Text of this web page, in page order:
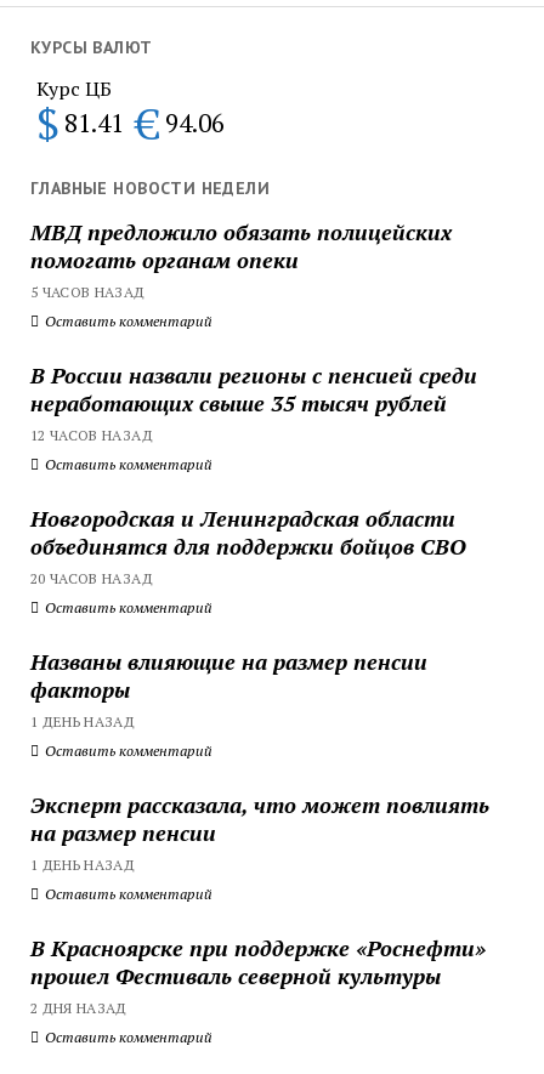
КУРСЫ ВАЛЮТ
Курс ЦБ
$ 81.41 € 94.06
ГЛАВНЫЕ НОВОСТИ НЕДЕЛИ
МВД предложило обязать полицейских
помогать органам опеки
5 ЧАСОВ НАЗАД
Оставить комментарий
В России назвали регионы с пенсией среди
неработающих свыше 35 тысяч рублей
12 ЧАСОВ НАЗАД
Оставить комментарий
Новгородская и Ленинградская области
объединятся для поддержки бойцов СВО
20 ЧАСОВ НАЗАД
Оставить комментарий
Названы влияющие на размер пенсии
факторы
1 ДЕНЬ НАЗАД
Оставить комментарий
Эксперт рассказала, что может повлиять
на размер пенсии
1 ДЕНЬ НАЗАД
Оставить комментарий
В Красноярске при поддержке «Роснефти»
прошел Фестиваль северной культуры
2 ДНЯ НАЗАД
Оставить комментарий